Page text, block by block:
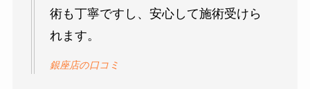
術も丁寧ですし、安心して施術受けら
れます。
銀座店の口コミ